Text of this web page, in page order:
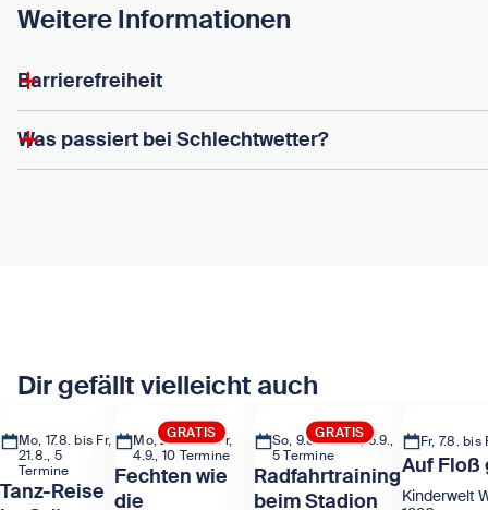
Weitere Informationen
Barrierefreiheit
Was passiert bei Schlechtwetter?
Dir gefällt vielleicht auch
Mo, 17.8. bis Fr,
21.8., 5
Termine
Tanz-Reise
GRATIS
Mo, 24.8. bis Fr,
4.9., 10 Termine
Fechten wie
die
GRATIS
So, 9.8. bis So, 6.9.,
5 Termine
Radfahrtraining
beim Stadion
Fr, 7.8. bis
Auf Floß
Kinderwelt